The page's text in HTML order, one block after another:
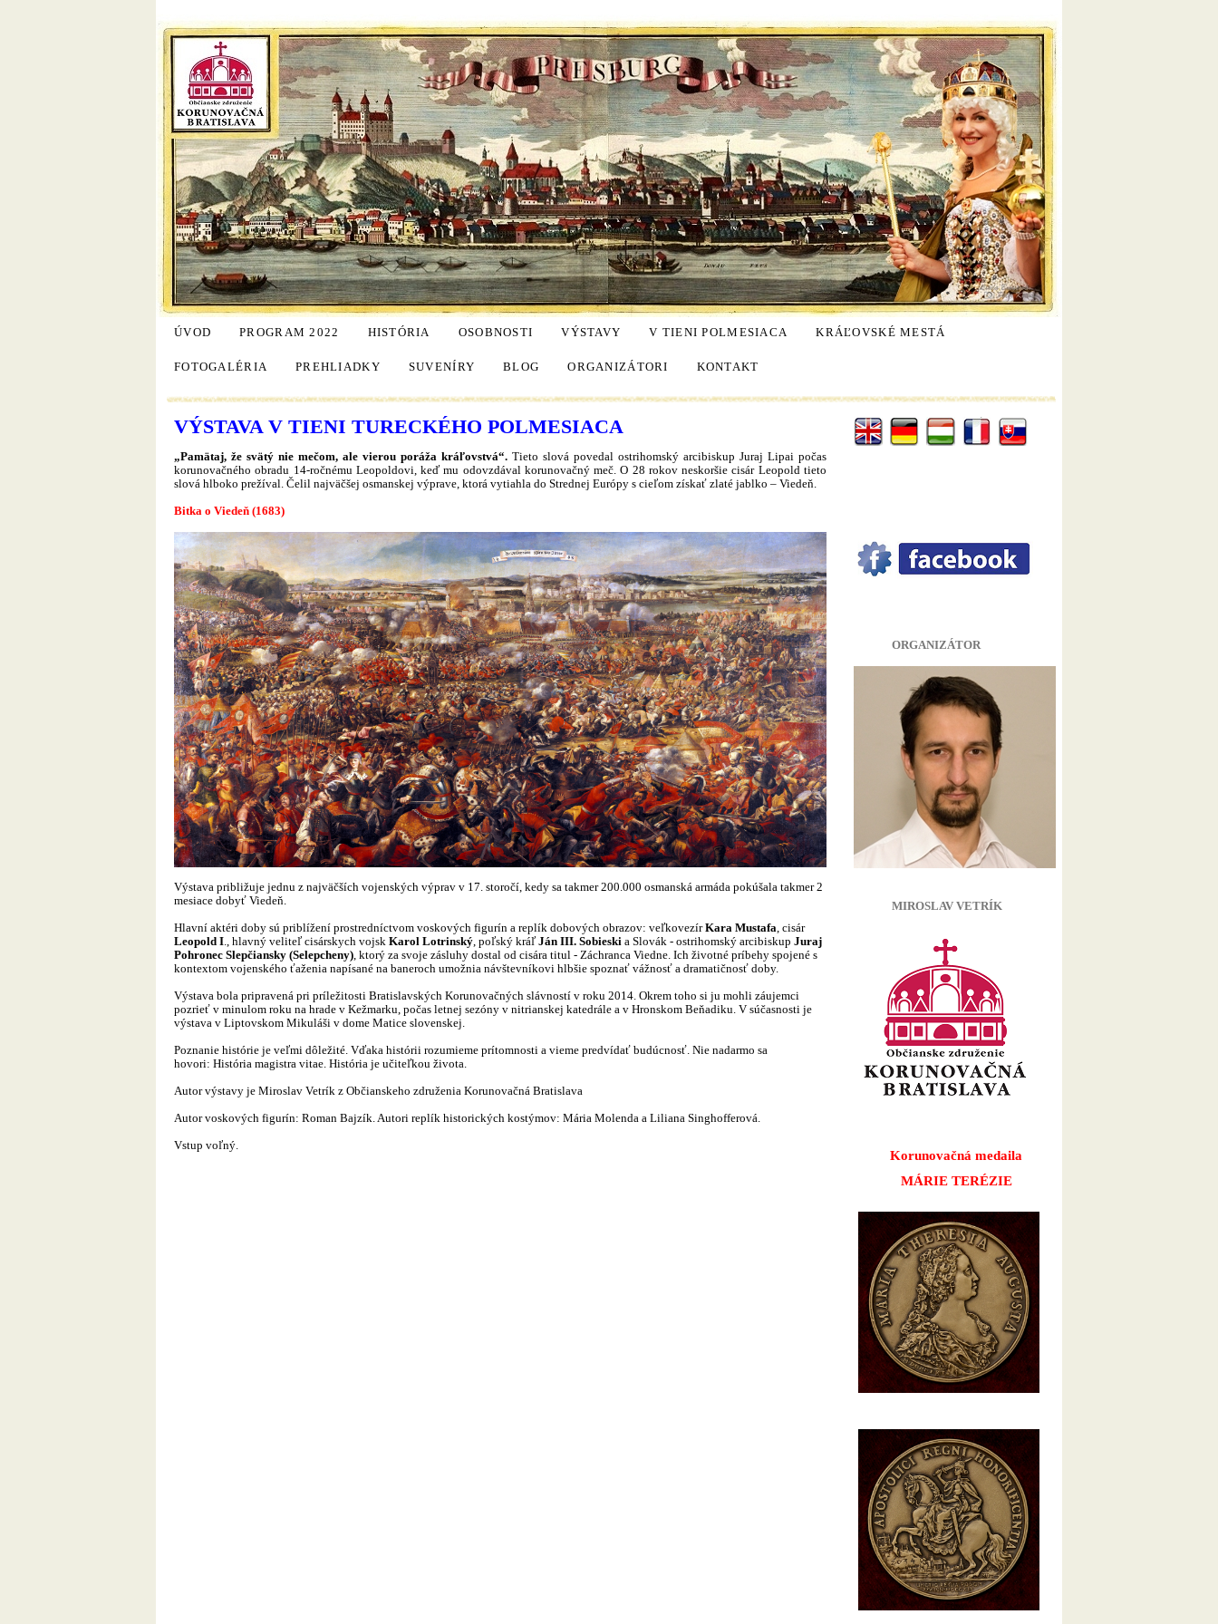
ÚVOD PROGRAM 2022 HISTÓRIA OSOBNOSTI VÝSTAVY V TIENI POLMESIACA KRÁĽOVSKÉ MESTÁ
FOTOGALÉRIA PREHLIADKY SUVENÍRY BLOG ORGANIZÁTORI KONTAKT
VÝSTAVA V TIENI TURECKÉHO POLMESIACA
„Pamätaj, že svätý nie mečom, ale vierou poráža kráľovstvá“. Tieto slová povedal ostrihomský arcibiskup Juraj Lipai počas
korunovačného obradu 14-ročnému Leopoldovi, keď mu odovzdával korunovačný meč. O 28 rokov neskoršie cisár Leopold tieto
slová hlboko prežíval. Čelil najväčšej osmanskej výprave, ktorá vytiahla do Strednej Európy s cieľom získať zlaté jablko – Viedeň.
Bitka o Viedeň (1683)
Výstava približuje jednu z najväčších vojenských výprav v 17. storočí, kedy sa takmer 200.000 osmanská armáda pokúšala takmer 2
mesiace dobyť Viedeň.
Hlavní aktéri doby sú priblížení prostredníctvom voskových figurín a replík dobových obrazov: veľkovezírKara Mustafa, cisár
Leopold I., hlavný veliteľ cisárskych vojsk Karol Lotrinský, poľský kráľ Ján III. Sobieski a Slovák - ostrihomský arcibiskup Juraj
Pohronec Slepčiansky (Selepcheny), ktorý za svoje zásluhy dostal od cisára titul - Záchranca Viedne. Ich životné príbehy spojené s
kontextom vojenského ťaženia napísané na baneroch umožnia návštevníkovi hlbšie spoznať vážnosť a dramatičnosť doby.
Výstava bola pripravená pri príležitosti Bratislavských Korunovačných slávností v roku 2014. Okrem toho si ju mohli záujemci
pozrieť v minulom roku na hrade v Kežmarku, počas letnej sezóny v nitrianskej katedrále a v Hronskom Beňadiku. V súčasnosti je
výstava v Liptovskom Mikuláši v dome Matice slovenskej.
Poznanie histórie je veľmi dôležité. Vďaka histórii rozumieme prítomnosti a vieme predvídať budúcnosť. Nie nadarmo sa
hovori: História magistra vitae. História je učiteľkou života.
Autor výstavy je Miroslav Vetrík z Občianskeho združenia Korunovačná Bratislava
Autor voskových figurín: Roman Bajzík. Autori replík historických kostýmov: Mária Molenda a Liliana Singhofferová.
Vstup voľný.
ORGANIZÁTOR
MIROSLAV VETRÍK
Korunovačná medaila
MÁRIE TERÉZIE